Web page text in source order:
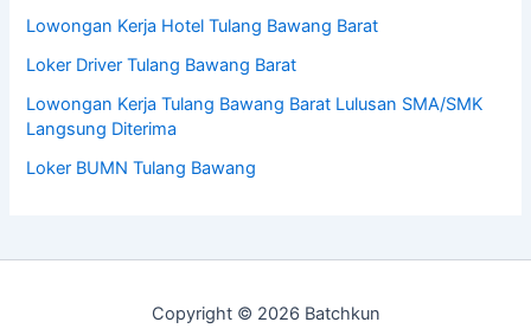
Lowongan Kerja Hotel Tulang Bawang Barat
Loker Driver Tulang Bawang Barat
Lowongan Kerja Tulang Bawang Barat Lulusan SMA/SMK
Langsung Diterima
Loker BUMN Tulang Bawang
Copyright © 2026 Batchkun